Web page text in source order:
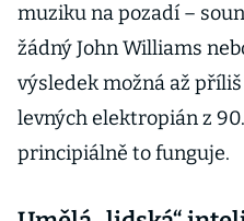
muziku na pozadí –
žádný John Williams
výsledek možná až
levných elektropián z
principiálně to funguje.